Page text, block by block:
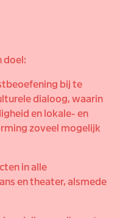
doel:
bij te
dialoog, waarin
en lokale- en
zoveel mogelijk
in alle
en theater, alsmede